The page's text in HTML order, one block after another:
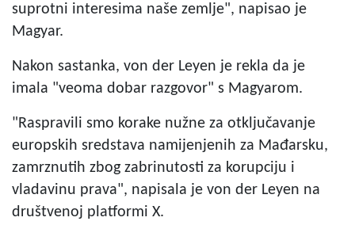
suprotni interesima naše zemlje", napisao je
Magyar.
Nakon sastanka, von der Leyen je rekla da je
imala "veoma dobar razgovor" s Magyarom.
"Raspravili smo korake nužne za otključavanje
europskih sredstava namijenjenih za Mađarsku,
zamrznutih zbog zabrinutosti za korupciju i
vladavinu prava", napisala je von der Leyen na
društvenoj platformi X.